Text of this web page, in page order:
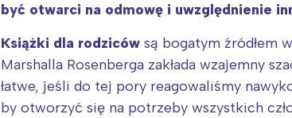
być otwarci na odmowę i uwzględnienie
Książki dla rodziców są bogatym źródłem
Marshalla Rosenberga zakłada wzajemny
łatwe, jeśli do tej pory reagowaliśmy
by otworzyć się na potrzeby wszystkich